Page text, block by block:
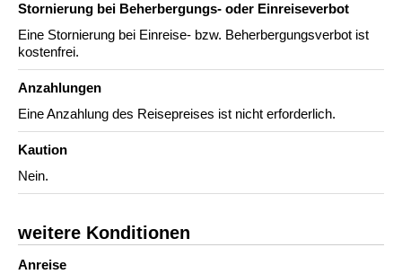
Stornierung bei Beherbergungs- oder Einreiseverbot
Eine Stornierung bei Einreise- bzw. Beherbergungsverbot ist
kostenfrei.
Anzahlungen
Eine Anzahlung des Reisepreises ist nicht erforderlich.
Kaution
Nein.
weitere Konditionen
Anreise